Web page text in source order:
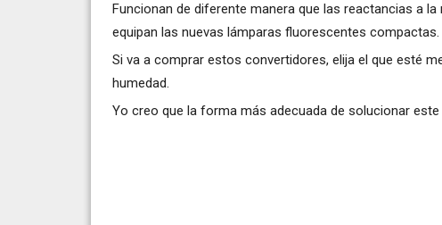
Funcionan de diferente manera que las reactancias a
equipan las nuevas lámparas fluorescentes compactas.
Si va a comprar estos convertidores, elija el que esté
humedad.
Yo creo que la forma más adecuada de solucionar